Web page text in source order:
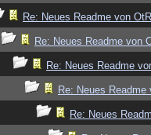
Re: Neues Readme von
Re: Neues Readme von
Re: Neues Readme
Re: Neues Readme
Re: Neues